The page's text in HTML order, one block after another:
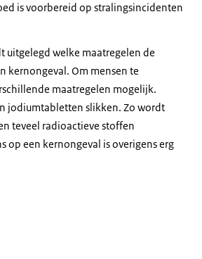
is voorbereid op stralingsincidenten
uitgelegd welke maatregelen de
kernongeval. Om mensen te
maatregelen mogelijk.
jodiumtabletten slikken. Zo wordt
teveel radioactieve stoffen
op een kernongeval is overigens erg